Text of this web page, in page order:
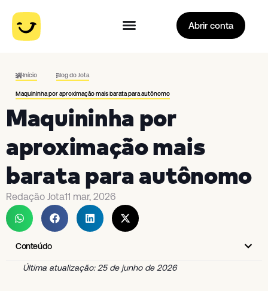
Abrir conta
Início Blog do Jota
Maquininha por aproximação mais barata para autônomo
Maquininha por
aproximação mais
barata para autônomo
Redação Jota11 mar, 2026
Conteúdo
Última atualização: 25 de junho de 2026